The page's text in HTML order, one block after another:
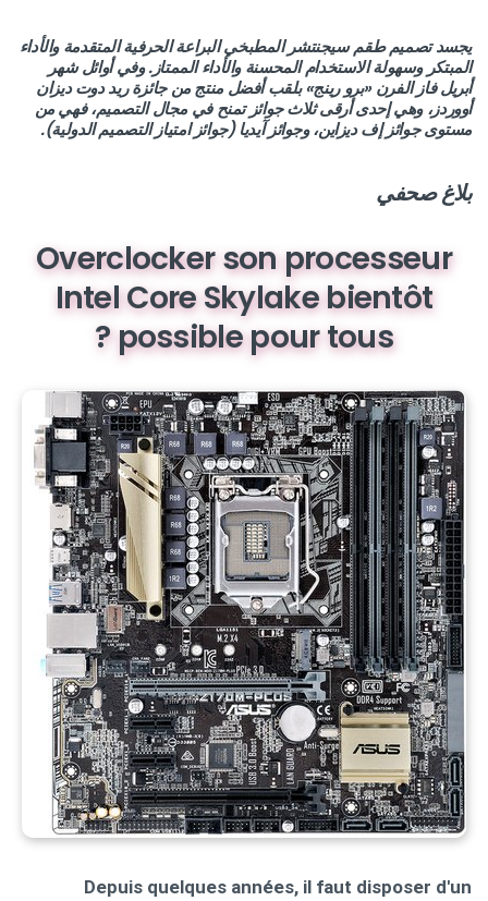
يجسد تصميم طقم سيجنتشر المطبخي البراعة الحرفية المتقدمة والأداء
المبتكر وسهولة الاستخدام المحسنة والأداء الممتاز. وفي أوائل شهر
أبريل فاز الفرن «برو رينج» بلقب أفضل منتج من جائزة ريد دوت ديزان
أووردز، وهي إحدى أرقى ثلاث جوائز تمنح في مجال التصميم، فهي من
مستوى جوائز إف ديزاين، وجوائز آيديا (جوائز امتياز التصميم الدولية).
بلاغ صحفي
Overclocker son processeur
Intel Core Skylake bientôt
possible pour tous ?
Depuis quelques années, il faut disposer d'un